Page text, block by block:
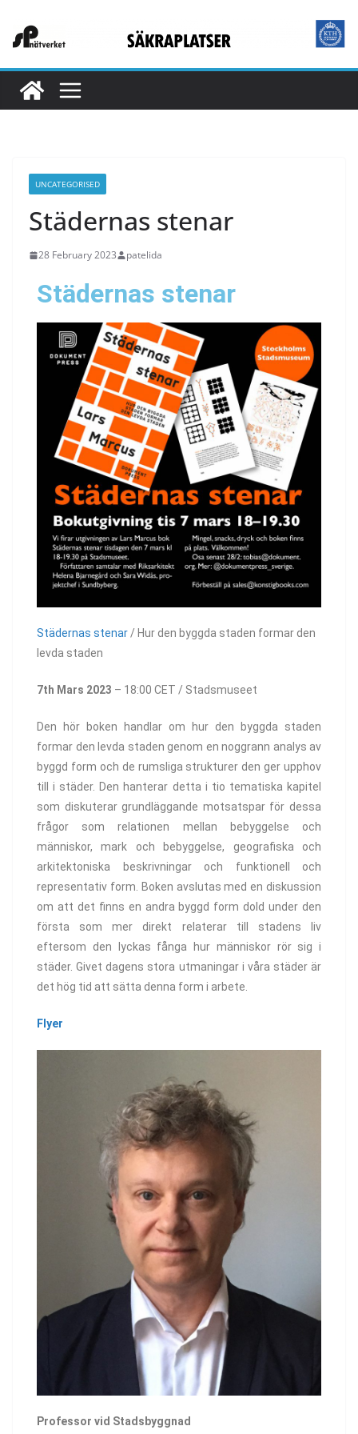
UNCATEGORISED
Städernas stenar
28 February 2023 patelida
Städernas stenar
Städernas stenar/ Hur den byggda staden formar den
levda staden
7th Mars 2023 – 18:00 CET / Stadsmuseet
Den hör boken handlar om hur den byggda staden
formar den levda staden genom en noggrann analys av
byggd form och de rumsliga strukturer den ger upphov
till i städer. Den hanterar detta i tio tematiska kapitel
som diskuterar grundläggande motsatspar för dessa
frågor som relationen mellan bebyggelse och
människor, mark och bebyggelse, geografiska och
arkitektoniska beskrivningar och funktionell och
representativ form. Boken avslutas med en diskussion
om att det finns en andra byggd form dold under den
första som mer direkt relaterar till stadens liv
eftersom den lyckas fånga hur människor rör sig i
städer. Givet dagens stora utmaningar i våra städer är
det hög tid att sätta denna form i arbete.
Flyer
Professor vid Stadsbyggnad